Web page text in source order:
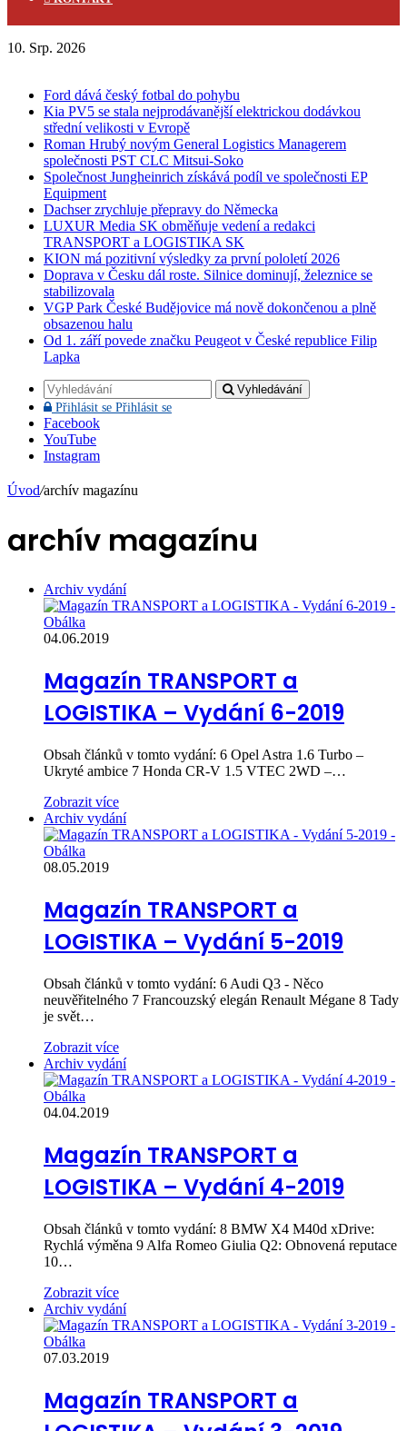
10. Srp. 2026
Ford dává český fotbal do pohybu
Kia PV5 se stala nejprodávanější elektrickou dodávkou
střední velikosti v Evropě
Roman Hrubý novým General Logistics Managerem
společnosti PST CLC Mitsui-Soko
Společnost Jungheinrich získává podíl ve společnosti EP
Equipment
Dachser zrychluje přepravy do Německa
LUXUR Media SK obměňuje vedení a redakci
TRANSPORT a LOGISTIKA SK
KION má pozitivní výsledky za první pololetí 2026
Doprava v Česku dál roste. Silnice dominují, železnice se
stabilizovala
VGP Park České Budějovice má nově dokončenou a plně
obsazenou halu
Od 1. září povede značku Peugeot v České republice Filip
Lapka
Vyhledávání
Přihlásit se Přihlásit se
Facebook
YouTube
Instagram
Úvod/archív magazínu
archív magazínu
Archiv vydání
04.06.2019
Magazín TRANSPORT a
LOGISTIKA – Vydání 6-2019
Obsah článků v tomto vydání: 6 Opel Astra 1.6 Turbo –
Ukryté ambice 7 Honda CR-V 1.5 VTEC 2WD –…
Zobrazit více
Archiv vydání
08.05.2019
Magazín TRANSPORT a
LOGISTIKA – Vydání 5-2019
Obsah článků v tomto vydání: 6 Audi Q3 - Něco
neuvěřitelného 7 Francouzský elegán Renault Mégane 8 Tady
je svět…
Zobrazit více
Archiv vydání
04.04.2019
Magazín TRANSPORT a
LOGISTIKA – Vydání 4-2019
Obsah článků v tomto vydání: 8 BMW X4 M40d xDrive:
Rychlá výměna 9 Alfa Romeo Giulia Q2: Obnovená reputace
10…
Zobrazit více
Archiv vydání
07.03.2019
Magazín TRANSPORT a